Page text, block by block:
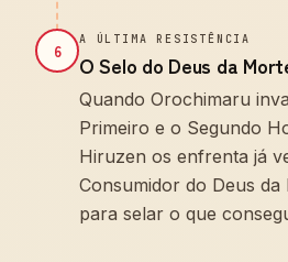
6
A ÚLTIMA RESISTÊNCIA
O Selo do Deus da
Quando Orochimaru
Primeiro e o Segundo
Hiruzen os enfrenta já
Consumidor do Deus
para selar o que